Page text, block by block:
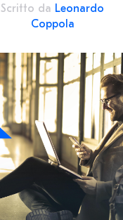
Scritto da Leonardo
Coppola